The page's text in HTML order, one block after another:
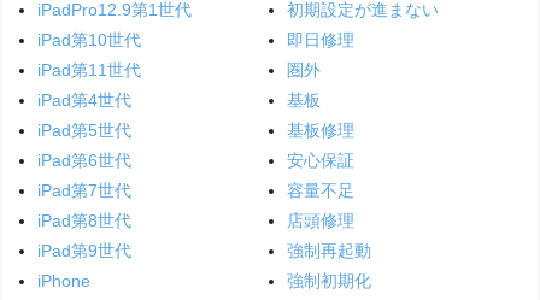
iPadPro12.9第1世代
iPad第10世代
iPad第11世代
iPad第4世代
iPad第5世代
iPad第6世代
iPad第7世代
iPad第8世代
iPad第9世代
iPhone
初期設定が進まない
即日修理
圏外
基板
基板修理
安心保証
容量不足
店頭修理
強制再起動
強制初期化